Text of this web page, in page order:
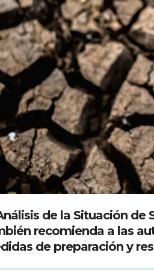
de la Situación
recomienda a las
de preparación y